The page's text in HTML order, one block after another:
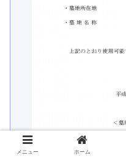
メニュー ホーム